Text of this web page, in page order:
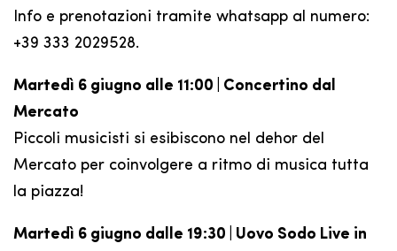
Info e prenotazioni tramite whatsapp al numero:
+39 333 2029528.
Martedì 6 giugno alle 11:00 | Concertino dal
Mercato
Piccoli musicisti si esibiscono nel dehor del
Mercato per coinvolgere a ritmo di musica tutta
la piazza!
Martedì 6 giugno dalle 19:30 | Uovo Sodo Live in